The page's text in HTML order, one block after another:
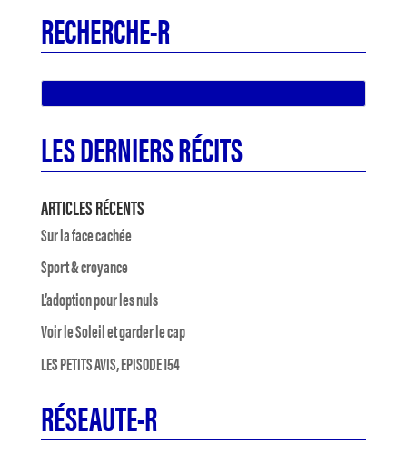
RECHERCHE-R
LES DERNIERS RÉCITS
ARTICLES RÉCENTS
Sur la face cachée
Sport & croyance
L’adoption pour les nuls
Voir le Soleil et garder le cap
LES PETITS AVIS, EPISODE 154
RÉSEAUTE-R